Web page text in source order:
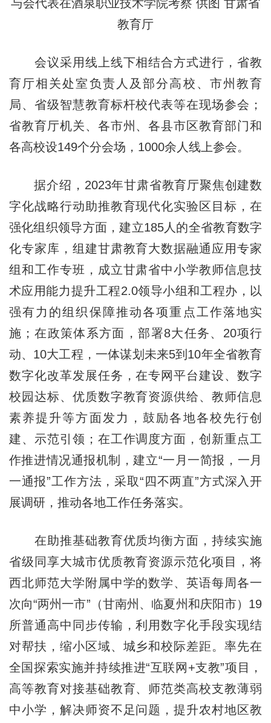
与会代表在酒泉职业技术学院考察 供图 甘肃省
教育厅
会议采用线上线下相结合方式进行，省教
育厅相关处室负责人及部分高校、市州教育
局、省级智慧教育标杆校代表等在现场参会；
省教育厅机关、各市州、各县市区教育部门和
各高校设149个分会场，1000余人线上参会。
据介绍，2023年甘肃省教育厅聚焦创建数
字化战略行动助推教育现代化实验区目标，在
强化组织领导方面，建立185人的全省教育数字
化专家库，组建甘肃教育大数据融通应用专家
组和工作专班，成立甘肃省中小学教师信息技
术应用能力提升工程2.0领导小组和工程办，以
强有力的组织保障推动各项重点工作落地实
施；在政策体系方面，部署8大任务、20项行
动、10大工程，一体谋划未来5到10年全省教育
数字化改革发展任务，在专网平台建设、数字
校园达标、优质数字教育资源供给、教师信息
素养提升等方面发力，鼓励各地各校先行创
建、示范引领；在工作调度方面，创新重点工
作推进情况通报机制，建立“一月一简报，一月
一通报”工作方法，采取“四不两直”方式深入开
展调研，推动各地工作任务落实。
在助推基础教育优质均衡方面，持续实施
省级同享大城市优质教育资源示范化项目，将
西北师范大学附属中学的数学、英语每周各一
次向“两州一市”（甘南州、临夏州和庆阳市）19
所普通高中同步传输，利用数字化手段实现结
对帮扶，缩小区域、城乡和校际差距。率先在
全国探索实施并持续推进“互联网+支教”项目，
高等教育对接基础教育、师范类高校支教薄弱
中小学，解决师资不足问题，提升农村地区教